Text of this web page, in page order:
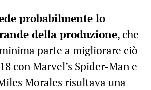
probabilmente lo
della produzione, che
parte a migliorare ciò
con Marvel’s Spider-Man e
Morales risultava una